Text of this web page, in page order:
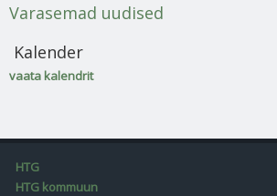
Varasemad uudised
Kalender
vaata kalendrit
HTG
HTG kommuun